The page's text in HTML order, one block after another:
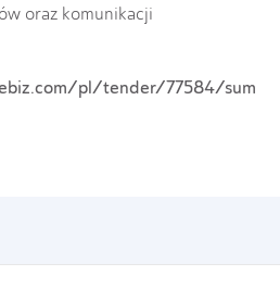
oraz komunikacji
pl/tender/77584/sum